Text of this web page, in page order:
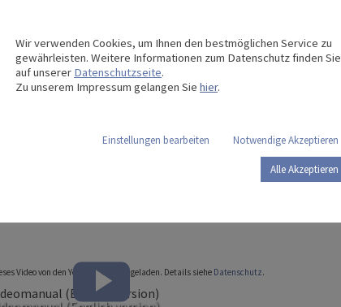
cm × 90 cm (90 cm und 86 cm)
40,5 cm
11 cm
70°
35°
21°
/Anti-Trendelenburg-Position 16°/16°
Tente-Rollen) 15 cm
Video von den YouTube Servern geladen. Details siehe Datenschutz.
Wir verwenden Cookies, um Ihnen den bestmöglichen Service zu
gewährleisten. Weitere Informationen zum Datenschutz finden Sie
auf unserer Datenschutzseite.
Zu unserem Impressum gelangen Sie hier.
Einstellungen bearbeiten Notwendige Akzeptieren
Alle Akzeptieren